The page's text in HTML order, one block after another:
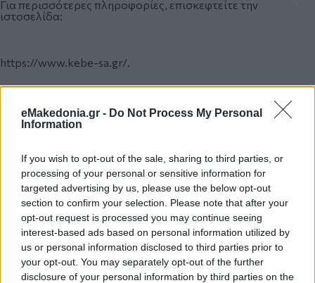
eMakedonia.gr - Do Not Process My Personal
Information
If you wish to opt-out of the sale, sharing to third parties, or
processing of your personal or sensitive information for
targeted advertising by us, please use the below opt-out
section to confirm your selection. Please note that after your
opt-out request is processed you may continue seeing
interest-based ads based on personal information utilized by
us or personal information disclosed to third parties prior to
your opt-out. You may separately opt-out of the further
disclosure of your personal information by third parties on the
Για περισσότερες πληροφορίες, επισκεφτείτε την
ιστοσελίδα:
https://www.kebe-sa.gr/.
https://www.kebe-sa.rs/
αναζήτηση τηςGoogle
Πρόσθεσέ το στηνGoogle
ΟΙΚΟΝΟΜΙΑ